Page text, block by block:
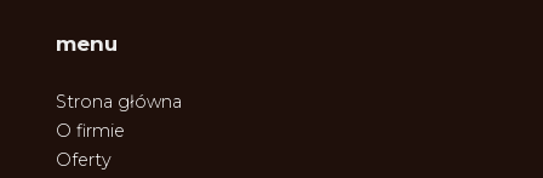
menu
Strona główna
O firmie
Oferty